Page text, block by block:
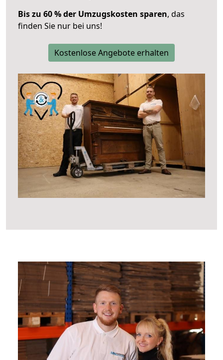
Bis zu 60 % der Umzugskosten sparen, das
finden Sie nur bei uns!
Kostenlose Angebote erhalten